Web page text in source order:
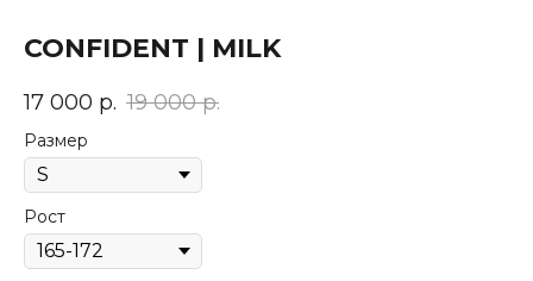
CONFIDENT | MILK
17 000 р. 19 000 р.
Размер
Рост